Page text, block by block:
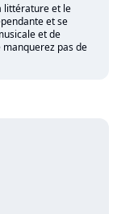
littérature et le
et se
et de
pas de